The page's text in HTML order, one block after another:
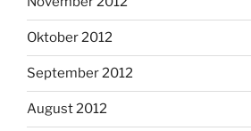
Oktober 2012
September 2012
August 2012